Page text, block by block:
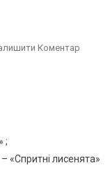
КоментарOn
Грудня
;
«Спритні лисенята»